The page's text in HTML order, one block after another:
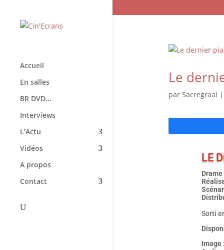
Accueil
En salles
BR DVD…
Interviews
L’Actu
Vidéos
A propos
Contact
Le
par Sacregraal |
LE
Sorti
Image :